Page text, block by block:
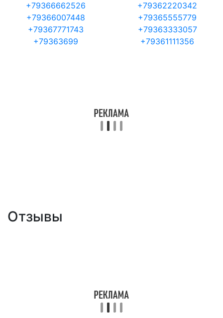
+79366662526
+79362220342
+79366007448
+79365555779
+79367771743
+79363333057
+79363699
+79361111356
Отзывы